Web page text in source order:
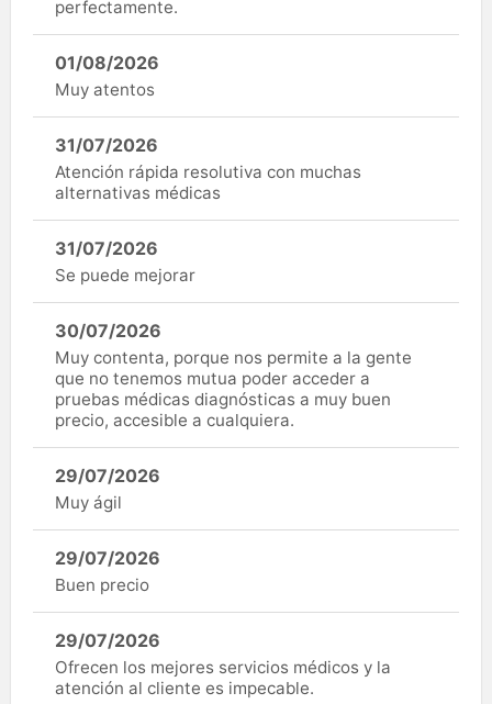
perfectamente.
01/08/2026
Muy atentos
31/07/2026
Atención rápida resolutiva con muchas
alternativas médicas
31/07/2026
Se puede mejorar
30/07/2026
Muy contenta, porque nos permite a la gente
que no tenemos mutua poder acceder a
pruebas médicas diagnósticas a muy buen
precio, accesible a cualquiera.
29/07/2026
Muy ágil
29/07/2026
Buen precio
29/07/2026
Ofrecen los mejores servicios médicos y la
atención al cliente es impecable.